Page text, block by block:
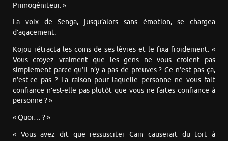
Primogéniteur. »
La voix de Senga, jusqu’alors sans émotion, se chargea
d’agacement.
Kojou rétracta les coins de ses lèvres et le fixa froidement. «
Vous croyez vraiment que les gens ne vous croient pas
simplement parce qu’il n’y a pas de preuves ? Ce n’est pas ça,
n’est-ce pas ? La raison pour laquelle personne ne vous fait
confiance n’est-elle pas plutôt que vous ne faites confiance à
personne ? »
« Quoi… ? »
« Vous avez dit que ressusciter Caïn causerait du tort à